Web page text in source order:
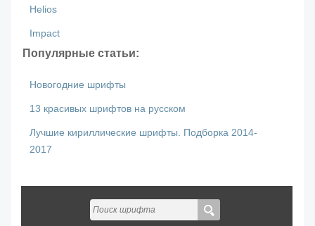
Helios
Impact
Популярные статьи:
Новогодние шрифты
13 красивых шрифтов на русском
Лучшие кириллические шрифты. Подборка 2014-
2017